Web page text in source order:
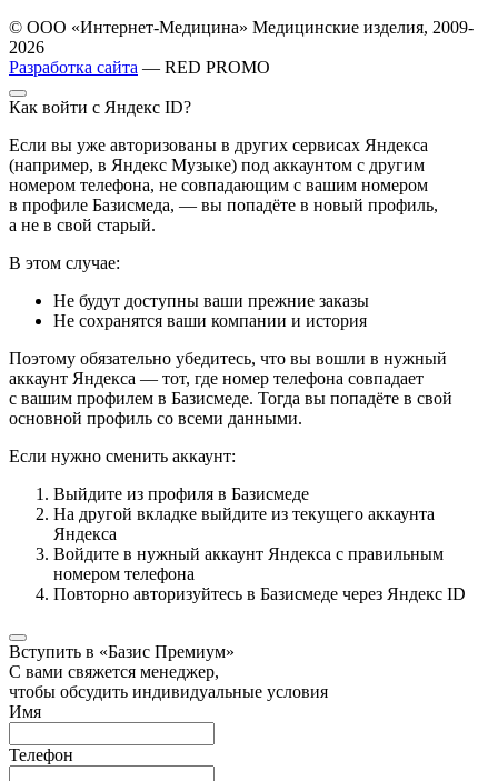
© ООО «Интернет-Медицина» Медицинские изделия, 2009-
2026
Разработка сайта — RED PROMO
Как войти с Яндекс ID?
Если вы уже авторизованы в других сервисах Яндекса
(например, в Яндекс Музыке) под аккаунтом с другим
номером телефона, не совпадающим с вашим номером
в профиле Базисмеда, — вы попадёте в новый профиль,
а не в свой старый.
В этом случае:
Не будут доступны ваши прежние заказы
Не сохранятся ваши компании и история
Поэтому обязательно убедитесь, что вы вошли в нужный
аккаунт Яндекса — тот, где номер телефона совпадает
с вашим профилем в Базисмеде. Тогда вы попадёте в свой
основной профиль со всеми данными.
Если нужно сменить аккаунт:
Выйдите из профиля в Базисмеде
На другой вкладке выйдите из текущего аккаунта
Яндекса
Войдите в нужный аккаунт Яндекса с правильным
номером телефона
Повторно авторизуйтесь в Базисмеде через Яндекс ID
Вступить в «Базис Премиум»
С вами свяжется менеджер,
чтобы обсудить индивидуальные условия
Имя
Телефон